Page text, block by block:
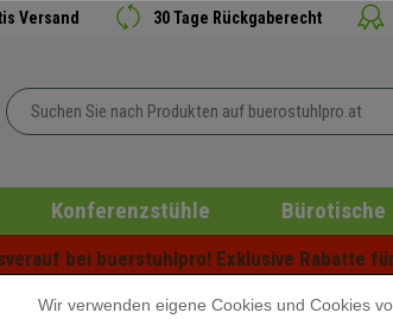
Versand 30 Tage Rückgaberecht
Konferenzstühle Bürotische
bei buerstuhlpro! Exklusive Rabatte
Wir verwenden eigene Cookies und Cookies